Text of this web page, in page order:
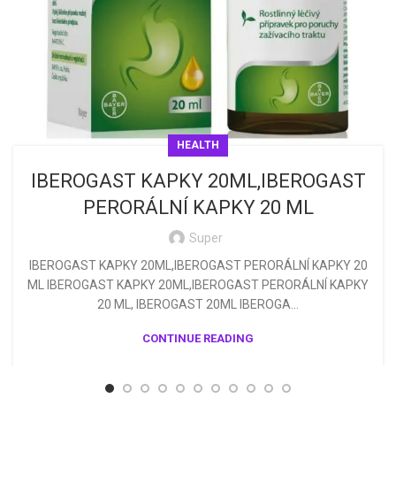
HEALTH
IBEROGAST KAPKY 20ML,IBEROGAST
PERORÁLNÍ KAPKY 20 ML
Super
IBEROGAST KAPKY 20ML,IBEROGAST PERORÁLNÍ KAPKY 20
ML IBEROGAST KAPKY 20ML,IBEROGAST PERORÁLNÍ KAPKY
20 ML, IBEROGAST 20ML IBEROGA...
CONTINUE READING